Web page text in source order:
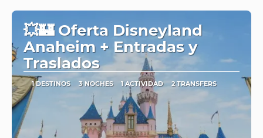
💥🏰 Oferta Disneyland
Anaheim + Entradas y
Traslados
1 DESTINOS 3 NOCHES 1 ACTIVIDAD 2 TRANSFERS